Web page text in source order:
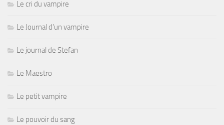
Le cri du vampire
Le Journal d'un vampire
Le journal de Stefan
Le Maestro
Le petit vampire
Le pouvoir du sang